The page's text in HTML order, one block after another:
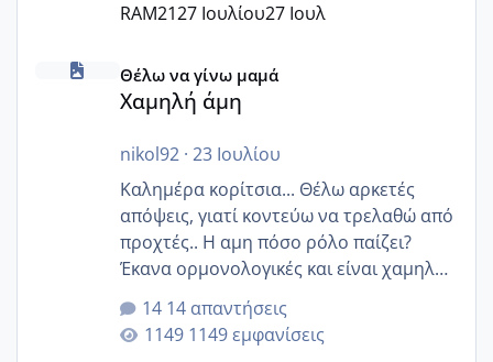
RAM2127 Ιουλίου27 Ιουλ
Χαμηλή άμη
Θέλω να γίνω μαμά
Χαμηλή άμη
nikol92· 23 Ιουλίου
Καλημέρα κορίτσια... Θέλω αρκετές
απόψεις, γιατί κοντεύω να τρελαθώ από
προχτές.. Η αμη πόσο ρόλο παίζει?
Έκανα ορμονολογικές και είναι χαμηλή
για την ηλικία μου.. Είχα ήδη μια
εγκυμοσύνη, που έπρεπε να τερματιστεί
στην 27η εβδομάδα και προσπαθώ 7
14 απαντήσεις
1149 εμφανίσεις